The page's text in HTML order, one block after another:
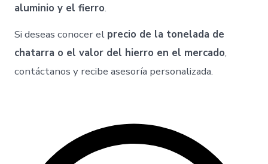
aluminio y el fierro.
Si deseas conocer el precio de la tonelada de
chatarra o el valor del hierro en el mercado,
contáctanos y recibe asesoría personalizada.